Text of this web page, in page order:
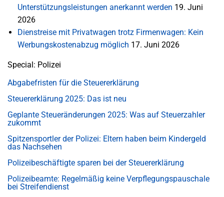
Unterstützungsleistungen anerkannt werden 19. Juni
2026
Dienstreise mit Privatwagen trotz Firmenwagen: Kein
Werbungskostenabzug möglich 17. Juni 2026
Special: Polizei
Abgabefristen für die Steuererklärung
Steuererklärung 2025: Das ist neu
Geplante Steueränderungen 2025: Was auf Steuerzahler
zukommt
Spitzensportler der Polizei: Eltern haben beim Kindergeld
das Nachsehen
Polizeibeschäftigte sparen bei der Steuererklärung
Polizeibeamte: Regelmäßig keine Verpflegungspauschale
bei Streifendienst